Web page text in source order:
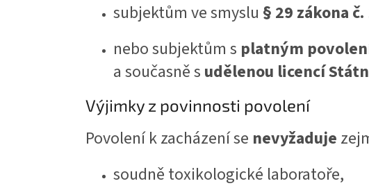
subjektům ve smyslu § 29 zákona
nebo subjektům s platným
a současně s udělenou licencí
Výjimky z povinnosti povolení
Povolení k zacházení se nevyžaduje
soudně toxikologické laboratoře,